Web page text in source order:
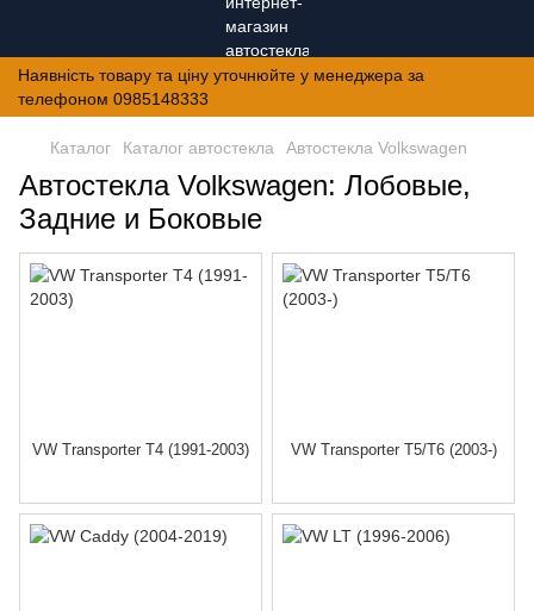
Наявність товару та ціну уточнюйте у менеджера за
телефоном 0985148333
Каталог Каталог автостекла Автостекла Volkswagen
Автостекла Volkswagen: Лобовые,
Задние и Боковые
VW Transporter T4 (1991-2003) VW Transporter T5/Т6 (2003-)